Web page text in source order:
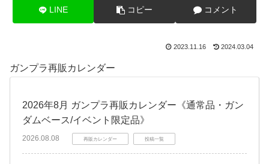
LINE コピー コメント
2023.11.16 2024.03.04
ガンプラ再販カレンダー
2026年8月 ガンプラ再販カレンダー《通常品・ガン
ダムベース/イベント限定品》
2026.08.08 再販カレンダー 投稿一覧